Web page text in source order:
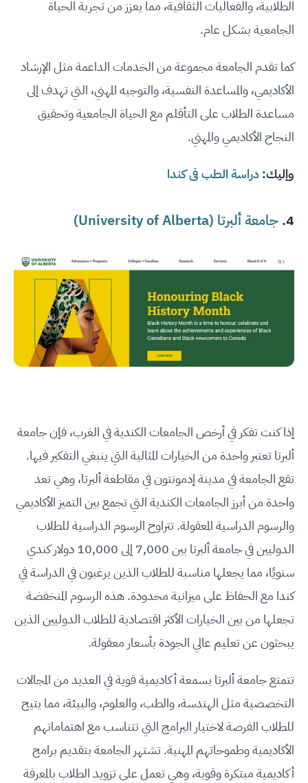
الطلابية، والفعاليات الثقافية، مما يعزز من تجربة الحياة
الجامعية بشكل عام.
كما تقدم الجامعة مجموعة من الخدمات الداعمة مثل الإرشاد
الأكاديمي، والمساعدة النفسية، والتوجيه المهني، التي تهدف إلى
مساعدة الطلاب على التأقلم مع الحياة الجامعية وتحقيق
النجاح الأكاديمي والمهني.
وإليك:دراسة الطب فى كندا
4. جامعة ألبرتا (University of Alberta)
إذا كنت تفكر في أرخص الجامعات الكندية في الغرب، فإن جامعة
ألبرتا تعتبر واحدة من الخيارات المثالية التي ينبغي التفكير فيها.
تقع الجامعة في مدينة إدمونتون في مقاطعة ألبرتا، وهي تعد
واحدة من أبرز الجامعات الكندية التي تجمع بين التميز الأكاديمي
والرسوم الدراسية المعقولة. تتراوح الرسوم الدراسية للطلاب
الدوليين في جامعة ألبرتا بين 7,000 إلى 10,000 دولار كندي
سنويًا، مما يجعلها مناسبة للطلاب الذين يرغبون في الدراسة في
كندا مع الحفاظ على ميزانية محدودة. هذه الرسوم المنخفضة
تجعلها من بين الخيارات الأكثر اقتصادية للطلاب الدوليين الذين
يبحثون عن تعليم عالي الجودة بأسعار معقولة.
تتمتع جامعة ألبرتا بسمعة أكاديمية قوية في العديد من المجالات
التخصصية مثل الهندسة، والطب، والعلوم، والبيئة، مما يتيح
للطلاب الفرصة لاختيار البرامج التي تتناسب مع اهتماماتهم
الأكاديمية وطموحاتهم المهنية. تشتهر الجامعة بتقديم برامج
أكاديمية مبتكرة وقوية، وهي تعمل على تزويد الطلاب بالمعرفة